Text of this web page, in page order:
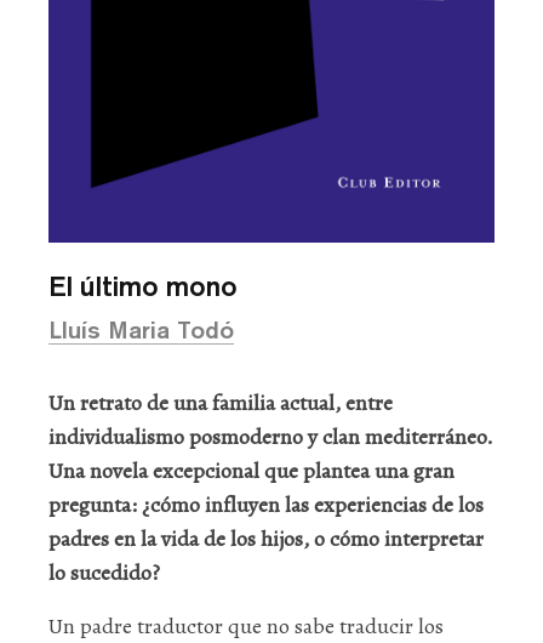
El último mono
Lluís Maria Todó
Un retrato de una familia actual, entre
individualismo posmoderno y clan mediterráneo.
Una novela excepcional que plantea una gran
pregunta: ¿cómo influyen las experiencias de los
padres en la vida de los hijos, o cómo interpretar
lo sucedido?
Un padre traductor que no sabe traducir los